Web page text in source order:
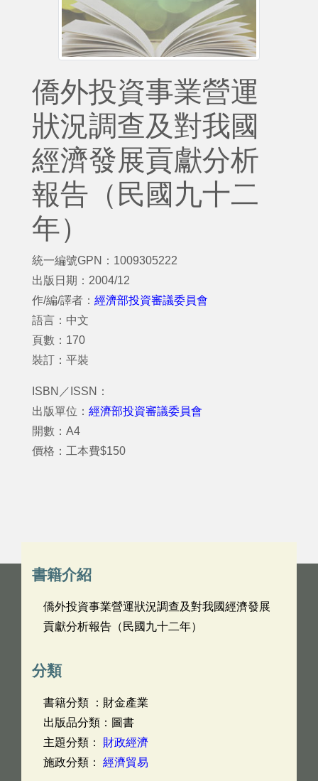
僑外投資事業營運
狀況調查及對我國
經濟發展貢獻分析
報告（民國九十二
年）
統一編號GPN：1009305222
出版日期：2004/12
作/編/譯者： 經濟部投資審議委員會
語言：中文
頁數：170
裝訂：平裝
ISBN／ISSN：
出版單位： 經濟部投資審議委員會
開數：A4
價格：工本費$150
書籍介紹
僑外投資事業營運狀況調查及對我國經濟發展
貢獻分析報告（民國九十二年）
分類
書籍分類 ：財金產業
出版品分類：圖書
主題分類： 財政經濟
施政分類： 經濟貿易